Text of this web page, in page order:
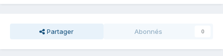
Partager Abonnés 0